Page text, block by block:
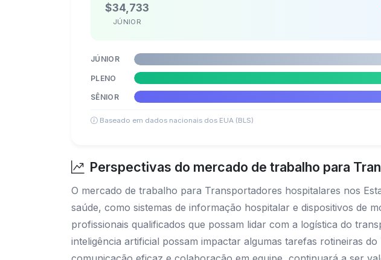
$34,733
JÚNIOR
JÚNIOR
PLENO
SÊNIOR
Baseado em dados nacionais dos EUA (BLS)
Perspectivas do mercado de trabalho para
O mercado de trabalho para Transportadores hospitalares nos
saúde, como sistemas de informação hospitalar e dispositivos de
profissionais qualificados que possam lidar com a logística do
inteligência artificial possam impactar algumas tarefas rotineiras